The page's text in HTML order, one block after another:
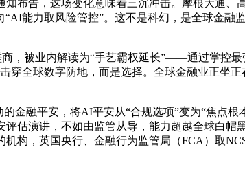
告，这场变化意味着三沉冲击。摩根大通、
能力取风险管控”。这不是科幻，是全球金融
被业内解读为“手艺霸权延长”——通过掌控最
穿全球数字防地，而是选择。全球金融业正坐
融平安，将AI平安从“合规选项”变为“焦点根
估演讲，不如由监管从导，能力超越全球白帽
构，英国央行、金融行为监管局（FCA）取